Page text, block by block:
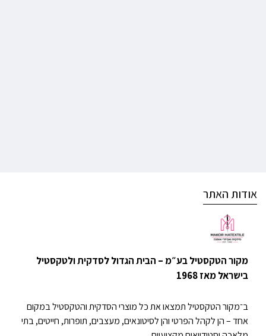
אודות האתר
מקור הטקסטיל בע״מ – הבית הגדול לסדקית ולטקסטיל
בישראל מאז 1968
ב־מקור הטקסטיל תמצאו את כל מוצרי הסדקית והטקסטיל במקום
אחד – הן לקהל הפרטי והן לסיטונאים, מעצבים, תופרות, חייטים, בתי